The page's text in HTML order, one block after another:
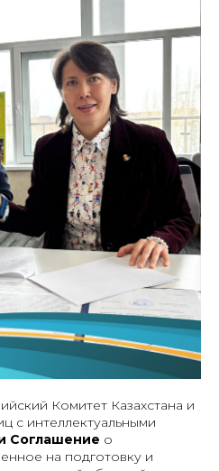
Комитет Казахстана и
с интеллектуальными
Соглашение о
на подготовку и